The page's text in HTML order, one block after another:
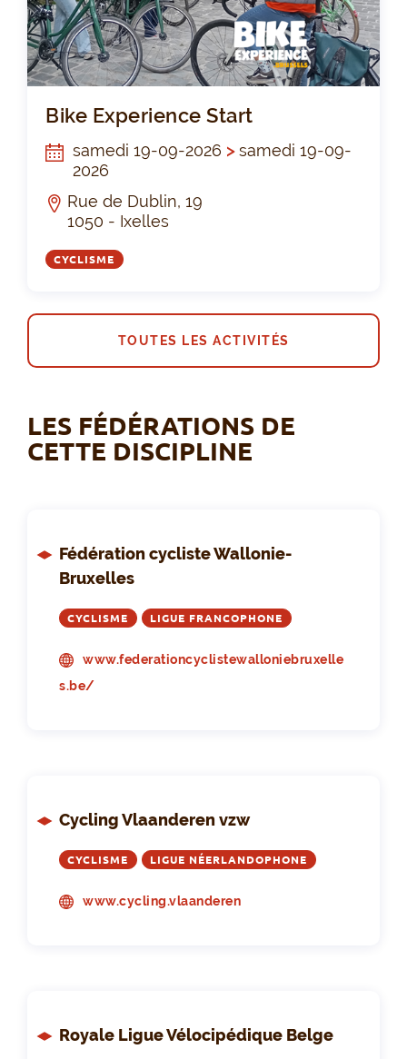
Bike Experience Start
samedi 19-09-2026 >samedi 19-09-
2026
Rue de Dublin, 19
1050 - Ixelles
CYCLISME
TOUTES LES ACTIVITÉS
LES FÉDÉRATIONS DE
CETTE DISCIPLINE
Fédération cycliste Wallonie-
Bruxelles
CYCLISME LIGUE FRANCOPHONE
www.federationcyclistewalloniebruxelle
s.be/
Cycling Vlaanderen vzw
CYCLISME LIGUE NÉERLANDOPHONE
www.cycling.vlaanderen
Royale Ligue Vélocipédique Belge